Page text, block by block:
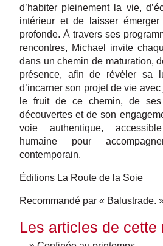
d’habiter pleinement la vie,
intérieur et de laisser
profonde. À travers ses
rencontres, Michael invite
dans un chemin de maturation,
présence, afin de révéler sa
d’incarner son projet de vie
le fruit de ce chemin, de
découvertes et de son
voie authentique,
humaine pour
contemporain.
Éditions La Route de la Soie
Recommandé par « Balustrade.
Les articles de cette